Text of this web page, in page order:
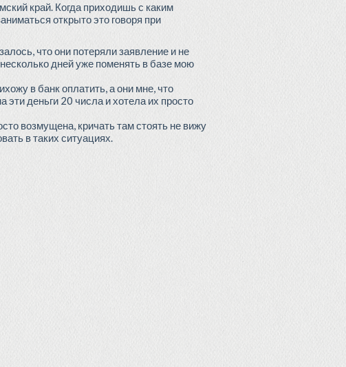
край. Когда приходишь с каким
открыто это говоря при
что они потеряли заявление и не
дней уже поменять в базе мою
в банк оплатить, а они мне, что
эти деньги 20 числа и хотела их просто
возмущена, кричать там стоять не вижу
в таких ситуациях.